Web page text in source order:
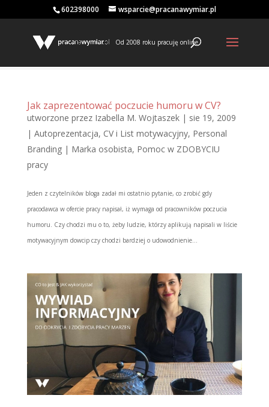
602398000 wsparcie@pracanawymiar.pl
Od 2008 roku pracuję online
Jak zaprezentować poczucie humoru w CV?
utworzone przez Izabella M. Wojtaszek| sie 19, 2009
| Autoprezentacja, CV i List motywacyjny, Personal
Branding | Marka osobista, Pomoc w ZDOBYCIU
pracy
Jeden z czytelników bloga zadał mi ostatnio pytanie, co zrobić gdy
pracodawca w ofercie pracy napisał, iż wymaga od pracowników poczucia
humoru. Czy chodzi mu o to, żeby ludzie, którzy aplikują napisali w liście
motywacyjnym dowcip czy chodzi bardziej o udowodnienie...